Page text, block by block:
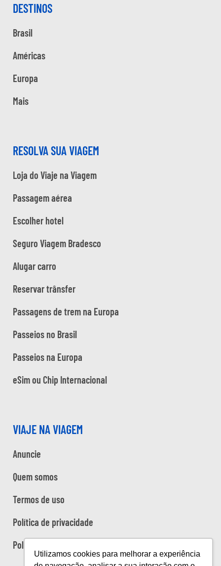
Utilizamos cookies para melhorar a experiência
DESTINOS
Brasil
Américas
Europa
Mais
RESOLVA SUA VIAGEM
Loja do Viaje na Viagem
Passagem aérea
Escolher hotel
Seguro Viagem Bradesco
Alugar carro
Reservar trânsfer
Passagens de trem na Europa
Passeios no Brasil
Passeios na Europa
eSim ou Chip Internacional
VIAJE NA VIAGEM
Anuncie
Quem somos
Termos de uso
Política de privacidade
Política de cookies